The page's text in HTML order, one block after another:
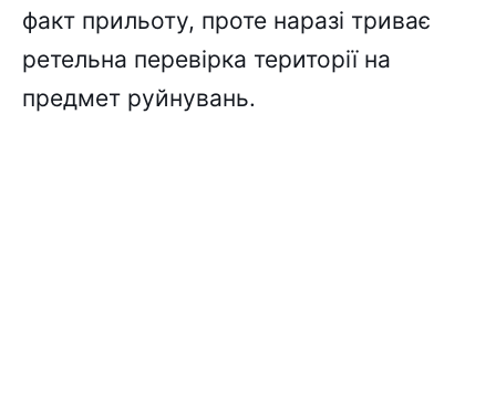
факт прильоту, проте наразі триває
ретельна перевірка території на
предмет руйнувань.